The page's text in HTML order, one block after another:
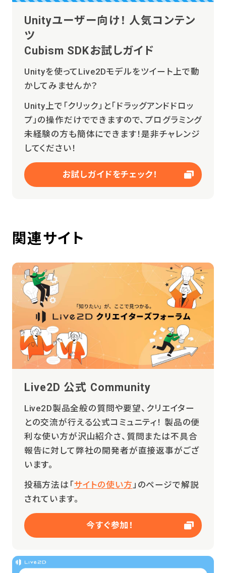
Unityユーザー向け！ 人気コンテン
ツ
Cubism SDKお試しガイド
Unityを使ってLive2Dモデルをツイート上で動
かしてみませんか？
Unity上で「クリック」と「ドラッグアンドドロッ
プ」の操作だけでできますので、プログラミング
未経験の方も簡体にできます！是非チャレンジ
してください！
お試しガイドをチェック！
関連サイト
Live2D 公式 Community
Live2D製品全般の質問や要望、クリエイター
との交流が行える公式コミュニティ！ 製品の便
利な使い方が沢山紹介さ、質問または不具合
報告に対して弊社の開発者が直接返事がござ
います。
投稿方法は「サイトの使い方 」のページで解説
されています。
今すぐ参加！